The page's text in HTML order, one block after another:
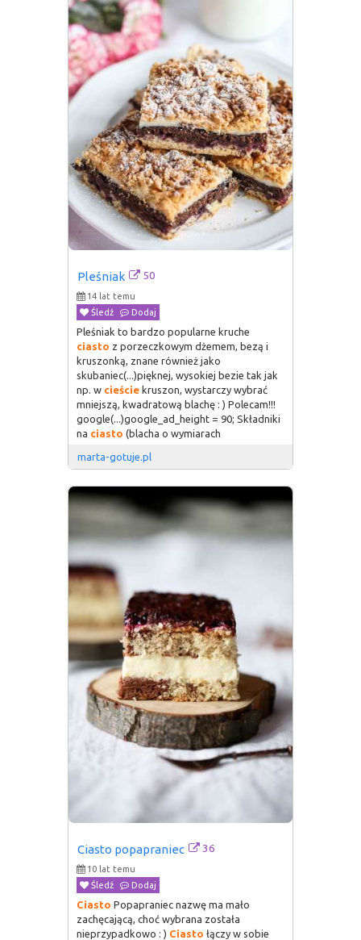
Pleśniak 50
14 lat temu
Śledź
Dodaj
Pleśniak to bardzo popularne kruche
ciasto z porzeczkowym dżemem, bezą i
kruszonką, znane również jako
skubaniec(...)pięknej, wysokiej bezie tak jak
np. w cieście kruszon, wystarczy wybrać
mniejszą, kwadratową blachę : ) Polecam!!!
google(...)google_ad_height = 90; Składniki
na ciasto (blacha o wymiarach
marta-gotuje.pl
Ciasto popapraniec 36
10 lat temu
Śledź
Dodaj
Ciasto Popapraniec nazwę ma mało
zachęcającą, choć wybrana została
nieprzypadkowo : ) Ciasto łączy w sobie